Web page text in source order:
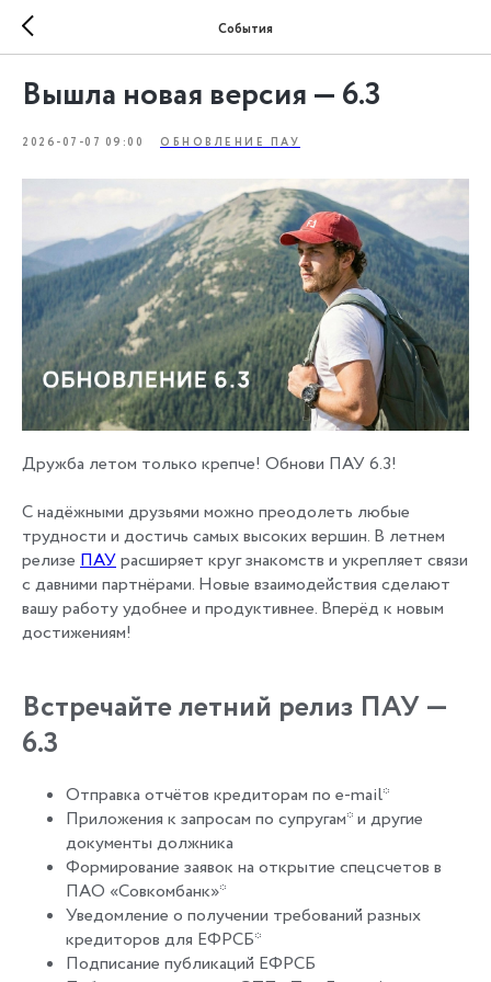
События
Вышла новая версия — 6.3
2026-07-07 09:00 ОБНОВЛЕНИЕ ПАУ
Дружба летом только крепче! Обнови ПАУ 6.3!
С надёжными друзьями можно преодолеть любые
трудности и достичь самых высоких вершин. В летнем
релизе ПАУрасширяет круг знакомств и укрепляет связи
с давними партнёрами. Новые взаимодействия сделают
вашу работу удобнее и продуктивнее. Вперёд к новым
достижениям!
Встречайте летний релиз ПАУ —
6.3
Отправка отчётов кредиторам по e-mail*
Приложения к запросам по супругам* и другие
документы должника
Формирование заявок на открытие спецсчетов в
ПАО «Совкомбанк»*
Уведомление о получении требований разных
кредиторов для ЕФРСБ*
Подписание публикаций ЕФРСБ